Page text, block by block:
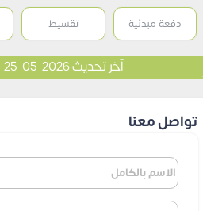
دفعة مبدئية تقسيط
آخر تحديث 2026-05-25
تواصل معنا